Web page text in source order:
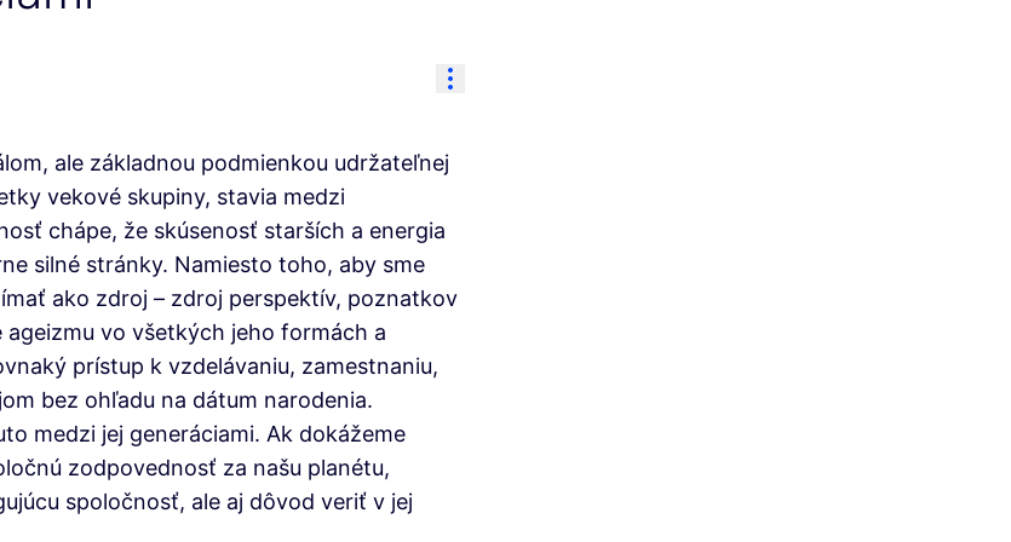
Resource controls
ale základnou podmienkou udržateľnej
vekové skupiny, stavia medzi
chápe, že skúsenosť starších a energia
silné stránky. Namiesto toho, aby sme
ako zdroj – zdroj perspektív, poznatkov
vo všetkých jeho formách a
prístup k vzdelávaniu, zamestnaniu,
bez ohľadu na dátum narodenia.
medzi jej generáciami. Ak dokážeme
zodpovednosť za našu planétu,
spoločnosť, ale aj dôvod veriť v jej